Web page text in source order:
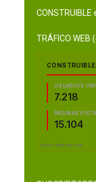
TRÁFICO